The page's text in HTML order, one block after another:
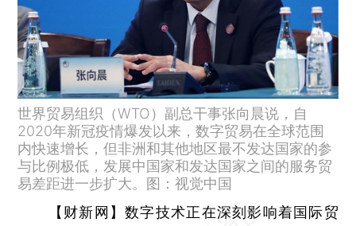
世界贸易组织（WTO）副总干事张向晨说，自
2020年新冠疫情爆发以来，数字贸易在全球范围
内快速增长，但非洲和其他地区最不发达国家的参
与比例极低，发展中国家和发达国家之间的服务贸
易差距进一步扩大。图：视觉中国
【财新网】数字技术正在深刻影响着国际贸